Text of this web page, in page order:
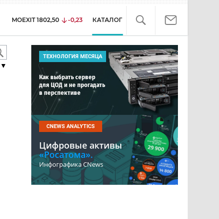
MOEXIT 1802,50 -0,23 КАТАЛОГ
ТЕХНОЛОГИЯ МЕСЯЦА
Как выбрать сервер
для ЦОД и не прогадать
в перспективе
CNEWS ANALYTICS
Цифровые активы
«Росатома».
Инфографика CNews